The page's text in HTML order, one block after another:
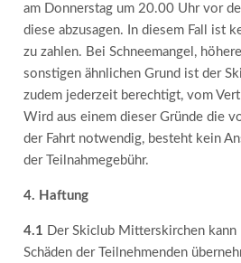
am Donnerstag um 20.00 Uhr vor
diese abzusagen. In diesem Fall ist
zu zahlen. Bei Schneemangel,
sonstigen ähnlichen Grund ist der
zudem jederzeit berechtigt, vom
Wird aus einem dieser Gründe die
der Fahrt notwendig, besteht kein
der Teilnahmegebühr.
4. Haftung
4.1 Der Skiclub Mitterskirchen
Schäden der Teilnehmenden